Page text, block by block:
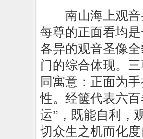
南山海上观音
每尊的正面看均
各异的观音圣像
门的综合体现。
同寓意：正面为
性。经箧代表六
运”，既能自利，
切众生之机而化